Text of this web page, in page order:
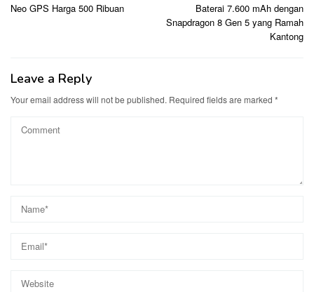
Neo GPS Harga 500 Ribuan
Baterai 7.600 mAh dengan
Snapdragon 8 Gen 5 yang Ramah
Kantong
Leave a Reply
Your email address will not be published. Required fields are marked *